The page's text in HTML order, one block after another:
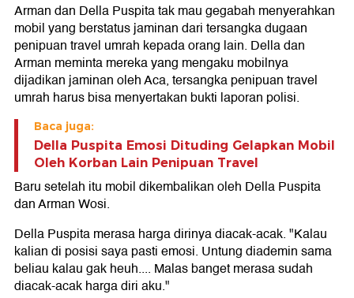
Arman dan Della Puspita tak mau gegabah menyerahkan
mobil yang berstatus jaminan dari tersangka dugaan
penipuan travel umrah kepada orang lain. Della dan
Arman meminta mereka yang mengaku mobilnya
dijadikan jaminan oleh Aca, tersangka penipuan travel
umrah harus bisa menyertakan bukti laporan polisi.
Baca juga:
Della Puspita Emosi Dituding Gelapkan Mobil
Oleh Korban Lain Penipuan Travel
Baru setelah itu mobil dikembalikan oleh Della Puspita
dan Arman Wosi.
Della Puspita merasa harga dirinya diacak-acak. "Kalau
kalian di posisi saya pasti emosi. Untung diademin sama
beliau kalau gak heuh.... Malas banget merasa sudah
diacak-acak harga diri aku."